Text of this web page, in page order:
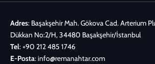
Adres: Başakşehir Mah. Gökova Cad. Arterium
Dükkan No:2/H, 34480 Başakşehir/İstanbul
Tel:+90 212 485 1746
E-Posta:info@remanahtar.com